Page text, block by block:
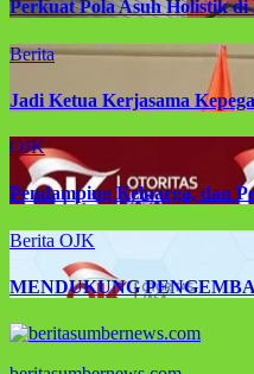
Perkuat Pola Asuh Holistik
Berita
Jadi Ketua Kerjasama
OJK
Pendamping Keluarga, dan
Berita OJK
MENDUKUNG